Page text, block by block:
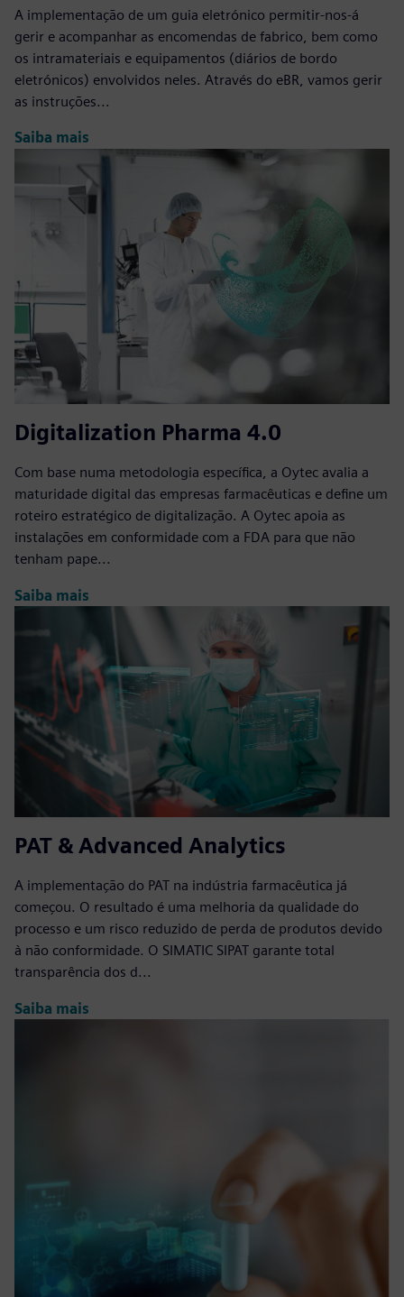
A implementação de um guia eletrónico permitir-nos-á
gerir e acompanhar as encomendas de fabrico, bem como
os intramateriais e equipamentos (diários de bordo
eletrónicos) envolvidos neles. Através do eBR, vamos gerir
as instruções...
Saiba mais
Digitalization Pharma 4.0
Com base numa metodologia específica, a Oytec avalia a
maturidade digital das empresas farmacêuticas e define um
roteiro estratégico de digitalização. A Oytec apoia as
instalações em conformidade com a FDA para que não
tenham pape...
Saiba mais
PAT & Advanced Analytics
A implementação do PAT na indústria farmacêutica já
começou. O resultado é uma melhoria da qualidade do
processo e um risco reduzido de perda de produtos devido
à não conformidade. O SIMATIC SIPAT garante total
transparência dos d...
Saiba mais